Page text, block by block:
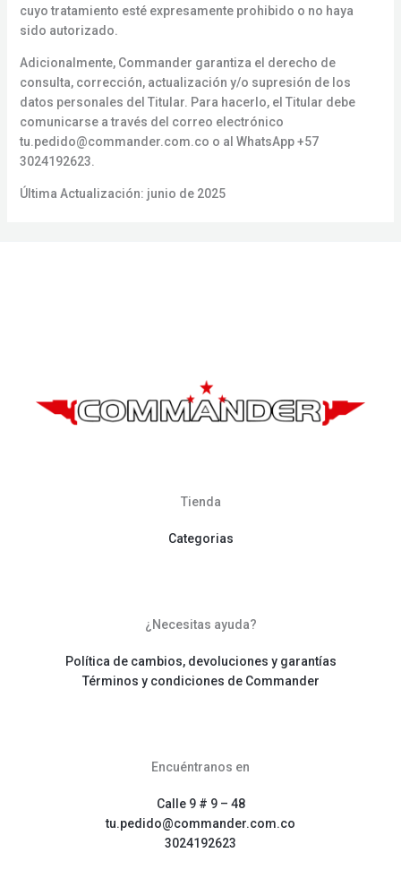
cuyo tratamiento esté expresamente prohibido o no haya
sido autorizado.
Adicionalmente, Commander garantiza el derecho de
consulta, corrección, actualización y/o supresión de los
datos personales del Titular. Para hacerlo, el Titular debe
comunicarse a través del correo electrónico
tu.pedido@commander.com.co o al WhatsApp +57
3024192623.
Última Actualización: junio de 2025
Tienda
Categorias
¿Necesitas ayuda?
Política de cambios, devoluciones y garantías
Términos y condiciones de Commander
Encuéntranos en
Calle 9 # 9 – 48
tu.pedido@commander.com.co
3024192623